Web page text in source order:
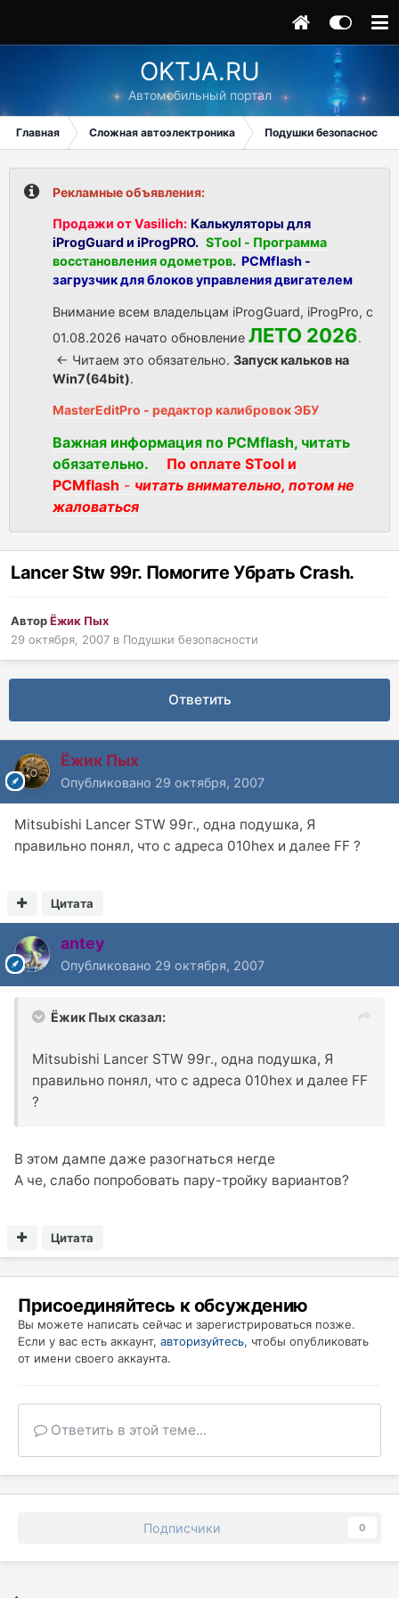
OKTJA.RU
Автомобильный портал
Главная Сложная автоэлектроника Подушки безопасности
Рекламные объявления:
Продажи от Vasilich: Калькуляторы для
iProgGuard и iProgPRO. STool - Программа
восстановления одометров. PCMflash -
загрузчик для блоков управления двигателем
Внимание всем владельцам iProgGuard, iProgPro, с
01.08.2026 начато обновление ЛЕТО 2026.
<- Читаем это обязательно. Запуск кальков на
Win7(64bit).
MasterEditPro - редактор калибровок ЭБУ
Важная информация по PCMflash, читать
обязательно.
По оплате STool и
PCMflash - читать внимательно, потом не
жаловаться
Lancer Stw 99г. Помогите Убрать Crash.
АвторЁжик Пых
29 октября, 2007 в Подушки безопасности
Ответить
Ёжик Пых
Опубликовано 29 октября, 2007
Mitsubishi Lancer STW 99г., одна подушка, Я
правильно понял, что с адреса 010hex и далее FF ?
Цитата
antey
Опубликовано 29 октября, 2007
Ёжик Пых сказал:
Mitsubishi Lancer STW 99г., одна подушка, Я
правильно понял, что с адреса 010hex и далее FF
?
В этом дампе даже разогнаться негде
А че, слабо попробовать пару-тройку вариантов?
Цитата
Присоединяйтесь к обсуждению
Вы можете написать сейчас и зарегистрироваться позже.
Если у вас есть аккаунт, авторизуйтесь, чтобы опубликовать
от имени своего аккаунта.
Ответить в этой теме...
Подписчики 0